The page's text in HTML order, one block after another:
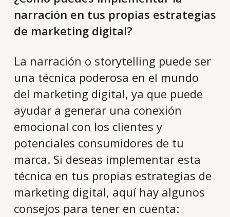
narración en tus propias estrategias
de marketing digital?
La narración o storytelling puede ser
una técnica poderosa en el mundo
del marketing digital, ya que puede
ayudar a generar una conexión
emocional con los clientes y
potenciales consumidores de tu
marca. Si deseas implementar esta
técnica en tus propias estrategias de
marketing digital, aquí hay algunos
consejos para tener en cuenta: